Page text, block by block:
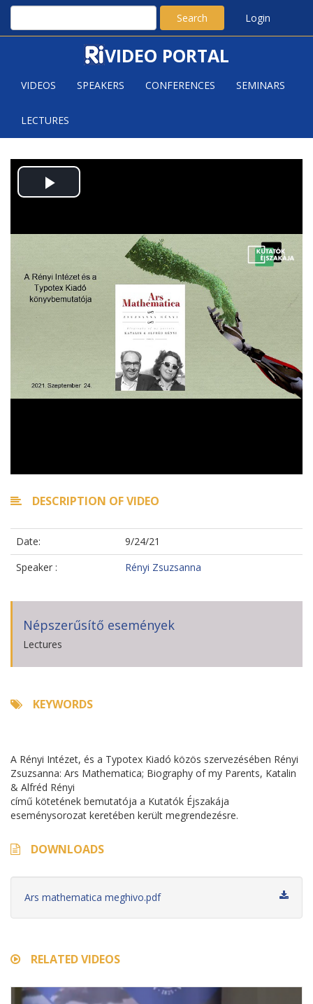
Search Login
VIDEO PORTAL
VIDEOS SPEAKERS CONFERENCES SEMINARS
LECTURES
ARS MATHEMATICA;
BIOGRAPHY OF MY PARENTS,
Play
DESCRIPTION OF VIDEO
Date:
9/24/21
Speaker :
Rényi Zsuzsanna
Népszerűsítő események
Lectures
KEYWORDS
A Rényi Intézet, és a Typotex Kiadó közös szervezésében Rényi
Zsuzsanna: Ars Mathematica; Biography of my Parents, Katalin
& Alfréd Rényi
című kötetének bemutatója a Kutatók Éjszakája
eseménysorozat keretében került megrendezésre.
DOWNLOADS
Ars mathematica meghivo.pdf
RELATED VIDEOS